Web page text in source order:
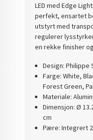
LED med Edge
perfekt, ensartet
utstyrt med
regulerer
en rekke finisher
Design: Philippe
Farge: White,
Forest Green,
Materiale:
Dimensjon: Ø
cm
Pære: Integrert